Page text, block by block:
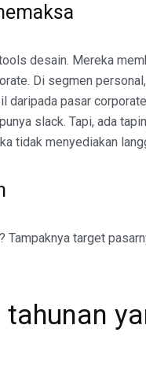
desain. Mereka
Di segmen
daripada pasar
slack. Tapi, ada
tidak menyediakan
target